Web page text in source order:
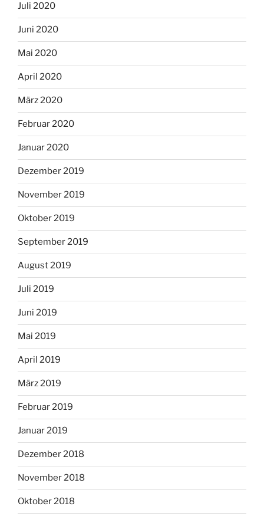
Juli 2020
Juni 2020
Mai 2020
April 2020
März 2020
Februar 2020
Januar 2020
Dezember 2019
November 2019
Oktober 2019
September 2019
August 2019
Juli 2019
Juni 2019
Mai 2019
April 2019
März 2019
Februar 2019
Januar 2019
Dezember 2018
November 2018
Oktober 2018